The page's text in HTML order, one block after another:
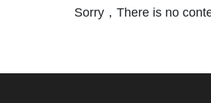
Sorry，There is no